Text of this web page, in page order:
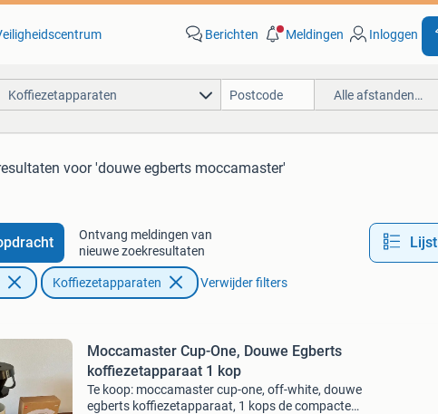
Berichten Meldingen Inloggen
Koffiezetapparaten Alle afstanden…
voor 'douwe egberts moccamaster'
Ontvang meldingen van
nieuwe zoekresultaten
Lijst
Koffiezetapparaten Verwijder filters
Moccamaster Cup-One, Douwe Egberts
koffiezetapparaat 1 kop
Te koop: moccamaster cup-one, off-white, douwe
egberts koffiezetapparaat, 1 kops de compacte